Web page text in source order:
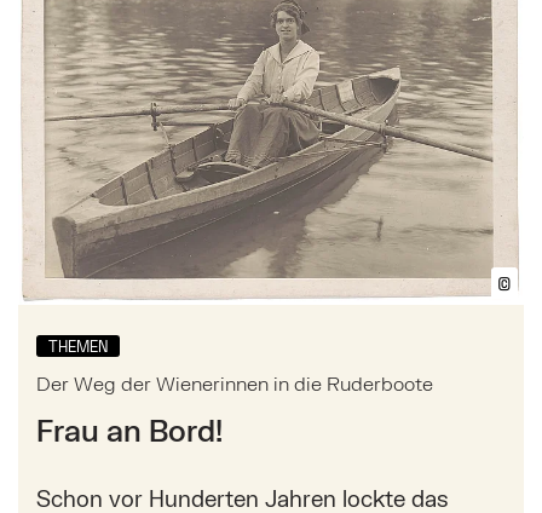
©
THEMEN
Der Weg der Wienerinnen in die Ruderboote
Frau an Bord!
Schon vor Hunderten Jahren lockte das